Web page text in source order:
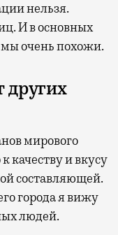
нельзя.
И в основных
очень похожи.
других
мирового
качеству и вкусу
составляющей.
города я вижу
людей.